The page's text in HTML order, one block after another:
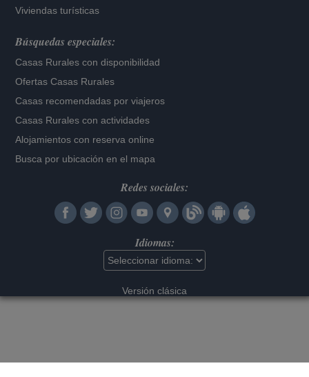
Viviendas turísticas
Búsquedas especiales:
Casas Rurales con disponibilidad
Ofertas Casas Rurales
Casas recomendadas por viajeros
Casas Rurales con actividades
Alojamientos con reserva online
Busca por ubicación en el mapa
Redes sociales:
Idiomas:
Versión clásica